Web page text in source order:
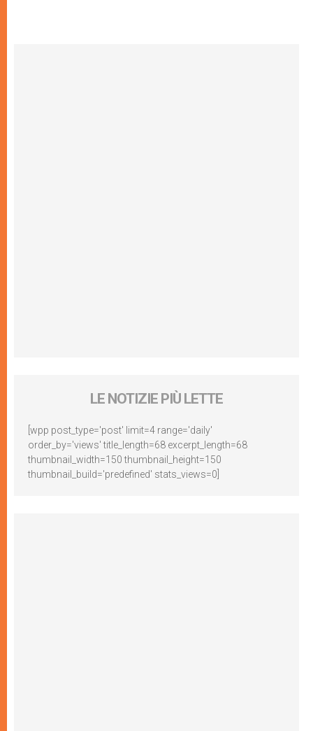
LE NOTIZIE PIÙ LETTE
[wpp post_type='post' limit=4 range='daily'
order_by='views' title_length=68 excerpt_length=68
thumbnail_width=150 thumbnail_height=150
thumbnail_build='predefined' stats_views=0]